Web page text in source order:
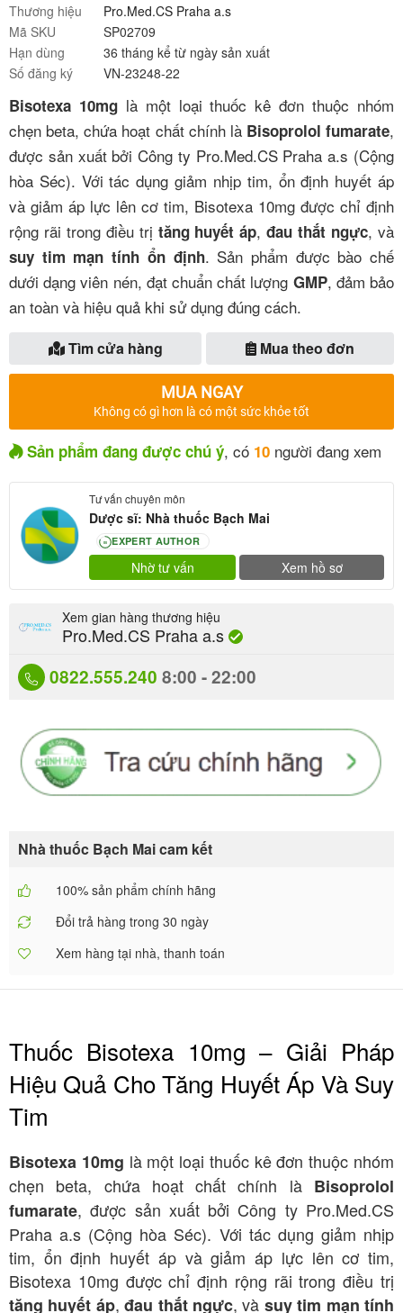
Thương hiệu
Pro.Med.CS Praha a.s
Mã SKU
SP02709
Hạn dùng
36 tháng kể từ ngày sản xuất
Số đăng ký
VN-23248-22
Bisotexa 10mglà một loại thuốc kê đơn thuộc nhóm
chẹn beta, chứa hoạt chất chính là Bisoprolol fumarate,
được sản xuất bởi Công ty Pro.Med.CS Praha a.s (Cộng
hòa Séc). Với tác dụng giảm nhịp tim, ổn định huyết áp
và giảm áp lực lên cơ tim, Bisotexa 10mg được chỉ định
rộng rãi trong điều trị tăng huyết áp,đau thắt ngực, và
suy tim mạn tính ổn định. Sản phẩm được bào chế
dưới dạng viên nén, đạt chuẩn chất lượng GMP, đảm bảo
an toàn và hiệu quả khi sử dụng đúng cách.
Tìm cửa hàng Mua theo đơn
MUA NGAY
Không có gì hơn là có một sức khỏe tốt
Sản phẩm đang được chú ý, có 10 người đang xem
Tư vấn chuyên môn
Dược sĩ: Nhà thuốc Bạch Mai
80 EXPERT AUTHOR
Nhờ tư vấn Xem hồ sơ
0822.555.240 8:00 - 22:00
Xem gian hàng thương hiệu
Pro.Med.CS Praha a.s
Nhà thuốc Bạch Mai cam kết
100% sản phẩm chính hãng
Đổi trả hàng trong 30 ngày
Xem hàng tại nhà, thanh toán
Thuốc Bisotexa 10mg – Giải Pháp
Hiệu Quả Cho Tăng Huyết Áp Và Suy
Tim
Bisotexa 10mg là một loại thuốc kê đơn thuộc nhóm
chẹn beta, chứa hoạt chất chính là Bisoprolol
fumarate, được sản xuất bởi Công ty Pro.Med.CS
Praha a.s (Cộng hòa Séc). Với tác dụng giảm nhịp
tim, ổn định huyết áp và giảm áp lực lên cơ tim,
Bisotexa 10mg được chỉ định rộng rãi trong điều trị
tăng huyết áp,đau thắt ngực, và suy tim mạn tính